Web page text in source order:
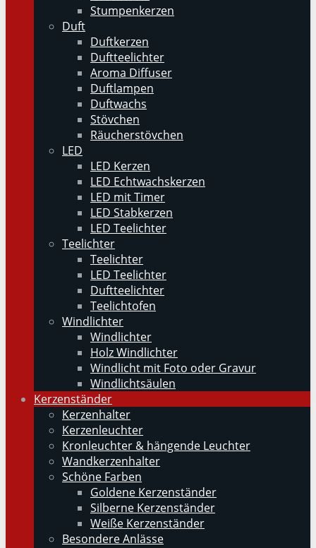
Stumpenkerzen
Duft
Duftkerzen
Duftteelichter
Aroma Diffuser
Duftlampen
Duftwachs
Stövchen
Räucherstövchen
LED
LED Kerzen
LED Echtwachskerzen
LED mit Timer
LED Stabkerzen
LED Teelichter
Teelichter
Teelichter
LED Teelichter
Duftteelichter
Teelichtofen
Windlichter
Windlichter
Holz Windlichter
Windlicht mit Foto oder Gravur
Windlichtsäulen
Kerzenständer
Kerzenhalter
Kerzenleuchter
Kronleuchter & hängende Leuchter
Wandkerzenhalter
Schöne Farben
Goldene Kerzenständer
Silberne Kerzenständer
Weiße Kerzenständer
Besondere Anlässe